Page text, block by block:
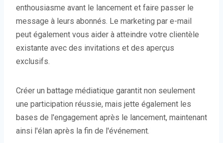
enthousiasme avant le lancement et faire passer le
message à leurs abonnés. Le marketing par e-mail
peut également vous aider à atteindre votre clientèle
existante avec des invitations et des aperçus
exclusifs.
Créer un battage médiatique garantit non seulement
une participation réussie, mais jette également les
bases de l'engagement après le lancement, maintenant
ainsi l'élan après la fin de l'événement.